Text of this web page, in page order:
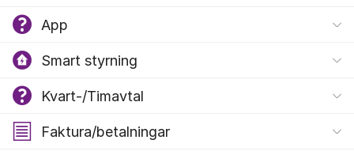
App
Smart styrning
Kvart-/Timavtal
Faktura/betalningar